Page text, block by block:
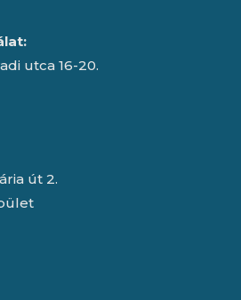
utca 16-20.
út 2.